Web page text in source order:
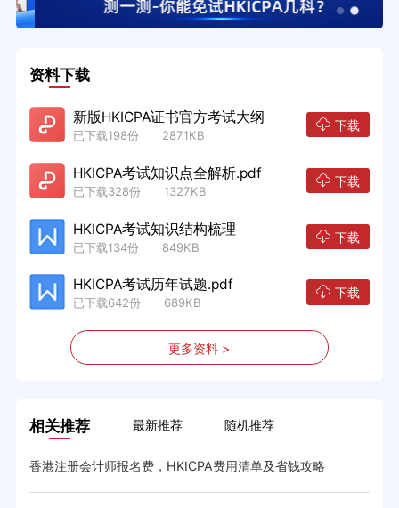
资料下载
新版HKICPA证书官方考试大纲
已下载198份 2871KB
下载
HKICPA考试知识点全解析.pdf
已下载328份 1327KB
下载
HKICPA考试知识结构梳理
已下载134份 849KB
下载
HKICPA考试历年试题.pdf
已下载642份 689KB
下载
更多资料 >
相关推荐 最新推荐 随机推荐
香港注册会计师报名费，HKICPA费用清单及省钱攻略